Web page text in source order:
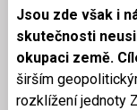
Jsou zde však i
skutečnosti
okupaci země.
širším
rozklížení jednoty